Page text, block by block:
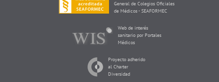
General de Colegios Oficiales
de Médicos - SEAFORMEC
Web de interés
sanitario por Portales
Médicos
Proyecto adherido
al Charter
Diversidad